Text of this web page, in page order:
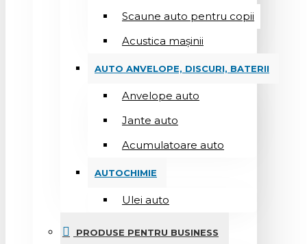
Scaune auto pentru copii
Acustica mașinii
AUTO ANVELOPE, DISCURI, BATERII
Anvelope auto
Jante auto
Acumulatoare auto
AUTOCHIMIE
Ulei auto
PRODUSE PENTRU BUSINESS